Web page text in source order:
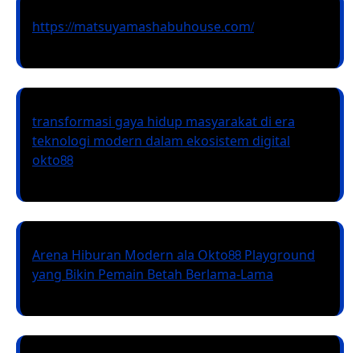
https://matsuyamashabuhouse.com/
transformasi gaya hidup masyarakat di era
teknologi modern dalam ekosistem digital
okto88
Arena Hiburan Modern ala Okto88 Playground
yang Bikin Pemain Betah Berlama-Lama